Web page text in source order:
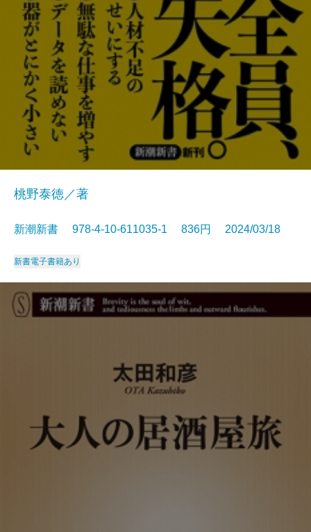
桃野泰徳／著
新潮新書 978-4-10-611035-1 836円 2024/03/18
新書電子書籍あり